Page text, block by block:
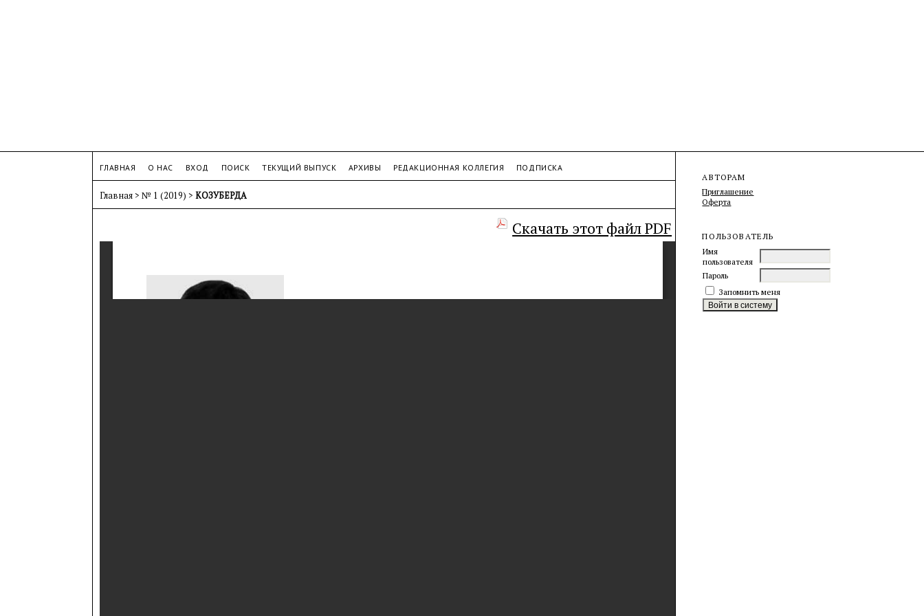
АВТОРАМ
Приглашение
Оферта
ПОЛЬЗОВАТЕЛЬ
Имя
пользователя
Пароль
Запомнить меня
ГЛАВНАЯ О НАС ВХОД ПОИСК ТЕКУЩИЙ ВЫПУСК АРХИВЫ РЕДАКЦИОННАЯ КОЛЛЕГИЯ ПОДПИСКА
Главная>№ 1 (2019) >КОЗУБЕРДА
Скачать этот файл PDF